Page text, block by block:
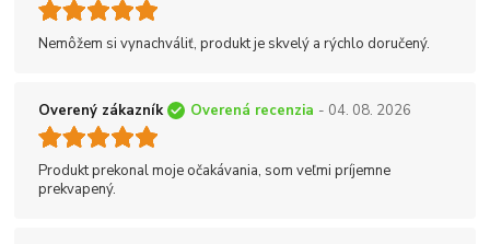
Nemôžem si vynachváliť, produkt je skvelý a rýchlo doručený.
Overený zákazník Overená recenzia - 04. 08. 2026
Produkt prekonal moje očakávania, som veľmi príjemne
prekvapený.